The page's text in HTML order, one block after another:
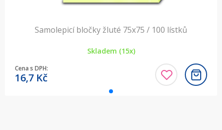
Samolepicí bločky žluté 75x75 / 100 lístků
Skladem (15x)
Cena s DPH:
16,7 Kč